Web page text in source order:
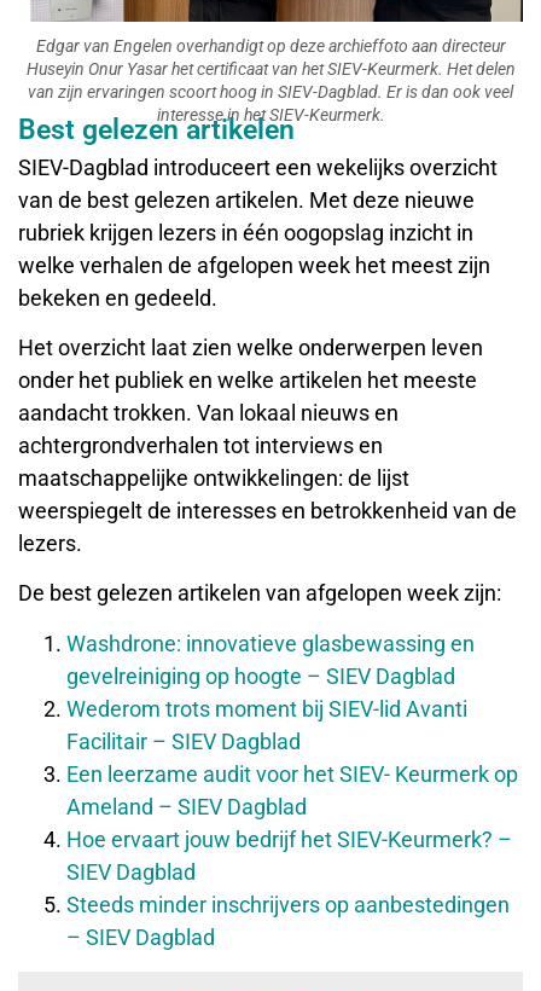
Edgar van Engelen overhandigt op deze archieffoto aan directeur
Huseyin Onur Yasar het certificaat van het SIEV-Keurmerk. Het delen
van zijn ervaringen scoort hoog in SIEV-Dagblad. Er is dan ook veel
interesse in het SIEV-Keurmerk.
Best gelezen artikelen
SIEV-Dagblad introduceert een wekelijks overzicht
van de best gelezen artikelen. Met deze nieuwe
rubriek krijgen lezers in één oogopslag inzicht in
welke verhalen de afgelopen week het meest zijn
bekeken en gedeeld.
Het overzicht laat zien welke onderwerpen leven
onder het publiek en welke artikelen het meeste
aandacht trokken. Van lokaal nieuws en
achtergrondverhalen tot interviews en
maatschappelijke ontwikkelingen: de lijst
weerspiegelt de interesses en betrokkenheid van de
lezers.
De best gelezen artikelen van afgelopen week zijn:
Washdrone: innovatieve glasbewassing en
gevelreiniging op hoogte – SIEV Dagblad
Wederom trots moment bij SIEV-lid Avanti
Facilitair – SIEV Dagblad
Een leerzame audit voor het SIEV- Keurmerk op
Ameland – SIEV Dagblad
Hoe ervaart jouw bedrijf het SIEV-Keurmerk? –
SIEV Dagblad
Steeds minder inschrijvers op aanbestedingen
– SIEV Dagblad